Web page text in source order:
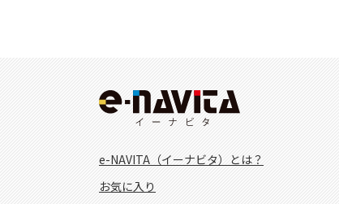
e-NAVITA（イーナビタ）とは？
お気に入り